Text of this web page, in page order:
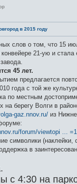
в 2015 году
слов о том, что 15
21-ую и стала
45 лет.
предлагается
года с той же
по местным
на берегу Волги в
gaz.nnov.ru/ из
forum/viewtopi ...
символики (наклейки,
в
с 4:30 на